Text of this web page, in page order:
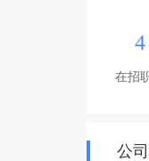
4
在招
公